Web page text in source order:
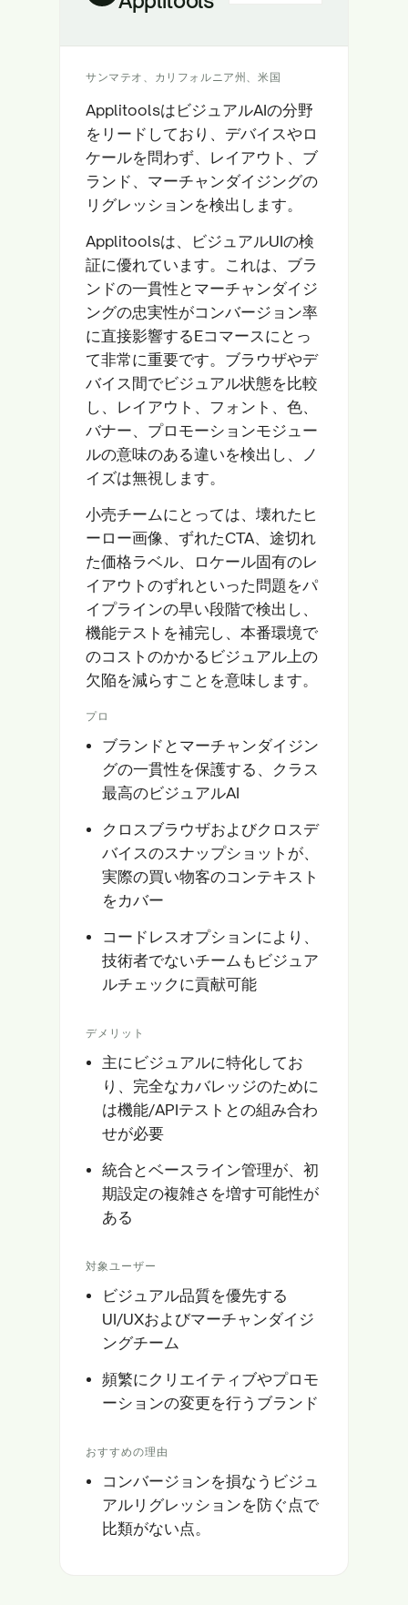
サンマテオ、カリフォルニア州、米国
ApplitoolsはビジュアルAIの分野
をリードしており、デバイスやロ
ケールを問わず、レイアウト、ブ
ランド、マーチャンダイジングの
リグレッションを検出します。
Applitoolsは、ビジュアルUIの検
証に優れています。これは、ブラ
ンドの一貫性とマーチャンダイジ
ングの忠実性がコンバージョン率
に直接影響するEコマースにとっ
て非常に重要です。ブラウザやデ
バイス間でビジュアル状態を比較
し、レイアウト、フォント、色、
バナー、プロモーションモジュー
ルの意味のある違いを検出し、ノ
イズは無視します。
小売チームにとっては、壊れたヒ
ーロー画像、ずれたCTA、途切れ
た価格ラベル、ロケール固有のレ
イアウトのずれといった問題をパ
イプラインの早い段階で検出し、
機能テストを補完し、本番環境で
のコストのかかるビジュアル上の
欠陥を減らすことを意味します。
プロ
ブランドとマーチャンダイジン
グの一貫性を保護する、クラス
最高のビジュアルAI
クロスブラウザおよびクロスデ
バイスのスナップショットが、
実際の買い物客のコンテキスト
をカバー
コードレスオプションにより、
技術者でないチームもビジュア
ルチェックに貢献可能
デメリット
主にビジュアルに特化してお
り、完全なカバレッジのために
は機能/APIテストとの組み合わ
せが必要
統合とベースライン管理が、初
期設定の複雑さを増す可能性が
ある
対象ユーザー
ビジュアル品質を優先する
UI/UXおよびマーチャンダイジ
ングチーム
頻繁にクリエイティブやプロモ
ーションの変更を行うブランド
おすすめの理由
コンバージョンを損なうビジュ
アルリグレッションを防ぐ点で
比類がない点。